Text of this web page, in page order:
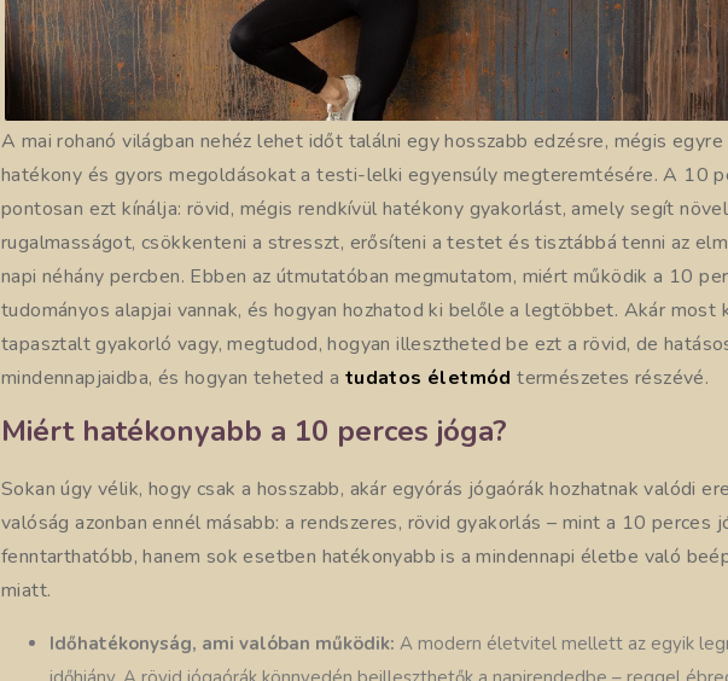
A mai rohanó világban nehéz lehet időt találni egy hosszabb edzésre, mégis
hatékony és gyors megoldásokat a testi-lelki egyensúly megteremtésére. A 10
pontosan ezt kínálja: rövid, mégis rendkívül hatékony gyakorlást, amely segít
rugalmasságot, csökkenteni a stresszt, erősíteni a testet és tisztábbá tenni az
napi néhány percben. Ebben az útmutatóban megmutatom, miért működik a 10
tudományos alapjai vannak, és hogyan hozhatod ki belőle a legtöbbet. Akár most
tapasztalt gyakorló vagy, megtudod, hogyan illesztheted be ezt a rövid, de
mindennapjaidba, és hogyan teheted a tudatos életmód természetes részévé.
Miért hatékonyabb a 10 perces jóga?
Sokan úgy vélik, hogy csak a hosszabb, akár egyórás jógaórák hozhatnak valódi
valóság azonban ennél másabb: a rendszeres, rövid gyakorlás – mint a 10 perces
fenntarthatóbb, hanem sok esetben hatékonyabb is a mindennapi életbe való
miatt.
Időhatékonyság, ami valóban működik: A modern életvitel mellett az egyik